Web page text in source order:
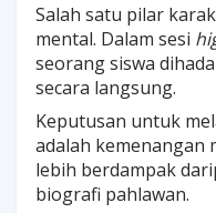
Salah satu pilar
mental. Dalam sesi
seorang siswa
secara langsung.
Keputusan untuk
adalah kemenangan
lebih berdampak
biografi pahlawan.